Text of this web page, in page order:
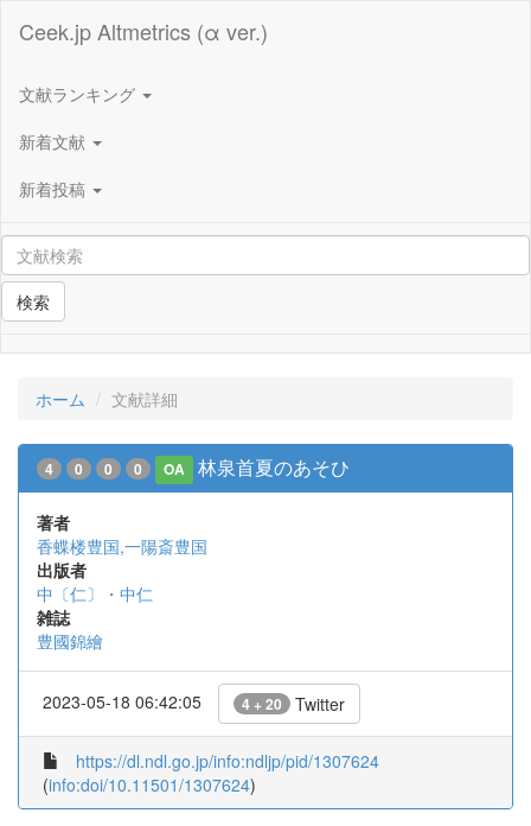
Ceek.jp Altmetrics (α ver.)
文献ランキング
新着文献
新着投稿
検索
ホーム 文献詳細
4 0 0 0 OA 林泉首夏のあそひ
著者
香蝶楼豊国,一陽斎豊国
出版者
中〔仁〕・中仁
雑誌
豊國錦繪
2023-05-18 06:42:05 4 + 20 Twitter
https://dl.ndl.go.jp/info:ndljp/pid/1307624
(info:doi/10.11501/1307624)